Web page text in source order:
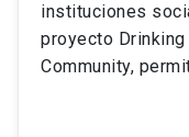
instituciones
proyecto
Community,